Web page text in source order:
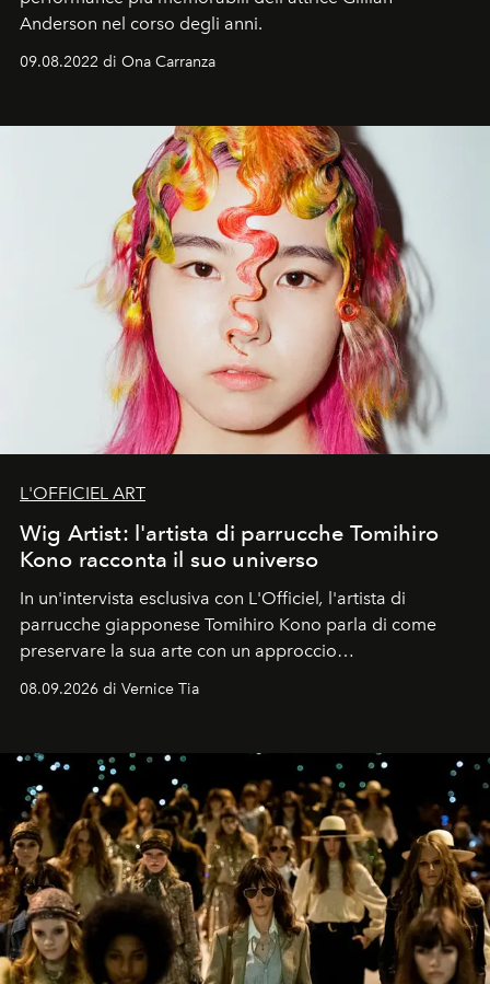
Anderson nel corso degli anni.
09.08.2022 di Ona Carranza
L'OFFICIEL ART
Wig Artist: l'artista di parrucche Tomihiro
Kono racconta il suo universo
In un'intervista esclusiva con L'Officiel, l'artista di
parrucche giapponese Tomihiro Kono parla di come
preservare la sua arte con un approccio
08.09.2026 di Vernice Tia